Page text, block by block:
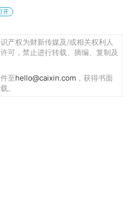
开
产权为财新传媒及/或相关权利人
可，禁止进行转载、摘编、复制及
至hello@caixin.com ，获得书面
。